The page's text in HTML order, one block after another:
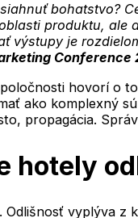
bohatstvo?
produktu, ale
výstupy je
Conference
hovorí o
ako komplexný
propagácia.
hotely
Odlišnosť vyplýva